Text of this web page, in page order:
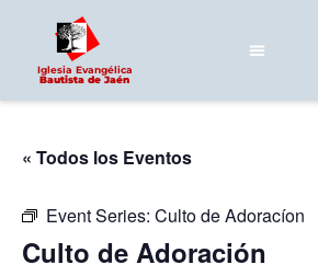
Iglesia Evangélica
Bautista de Jaén
« Todos los Eventos
Event Series: Culto de Adoracíon
Culto de Adoración